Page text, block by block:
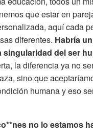
que estar en
aquí cada
diferentes. Habría
singularidad del ser
la diferencia ya no
sino que
humana y eso
no lo estamos